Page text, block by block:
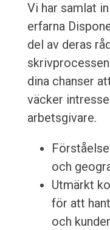
Vi har samlat
erfarna
del av deras
dina chanser
väcker
arbetsgivare.
och
Utmärkt
för att
och kunder